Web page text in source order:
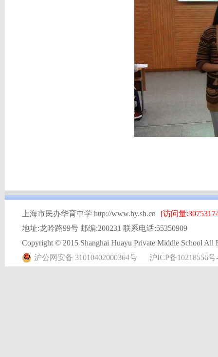
上海市民办华育中学 http://www.hy.sh.cn
[访问量
地址:龙吟路99号 邮编:200231 联系电话:55350909
Copyright © 2015 Shanghai Huayu Private Middle School All
沪公网安备 31010402000364号
沪ICP备10218556号